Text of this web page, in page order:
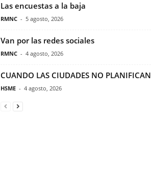
Las encuestas a la baja
RMNC - 5 agosto, 2026
Van por las redes sociales
RMNC - 4 agosto, 2026
CUANDO LAS CIUDADES NO PLANIFICAN
HSME - 4 agosto, 2026